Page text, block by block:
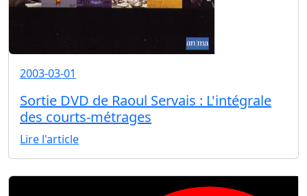
2003-03-01
Sortie DVD de Raoul Servais : L'intégrale
des courts-métrages
Lire l'article